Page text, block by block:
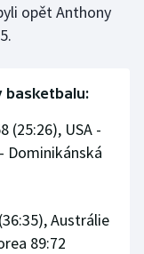
opět Anthony
(25:26), USA -
Dominikánská
Austrálie
89:72